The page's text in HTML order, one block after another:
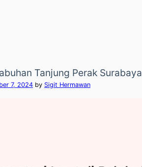
Tanjung Perak Surabaya
7, 2024 by Sigit Hermawan